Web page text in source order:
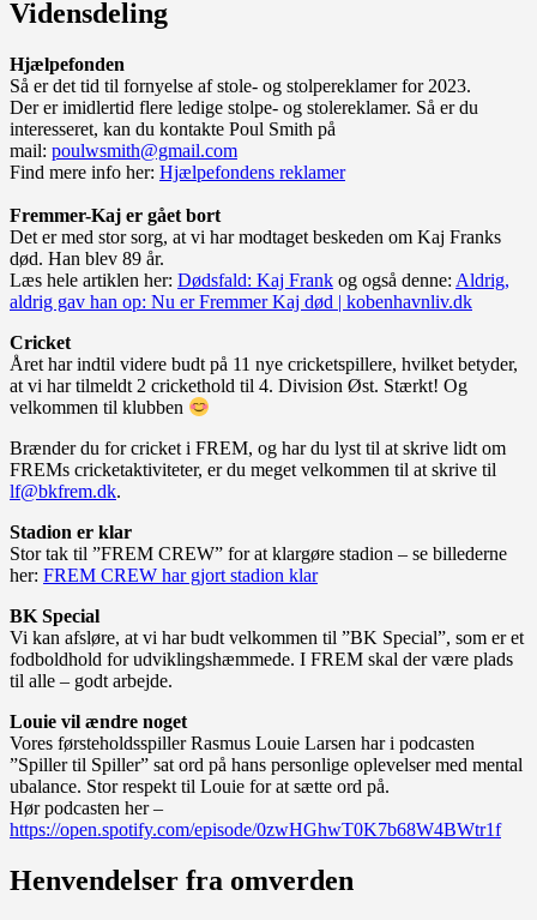
Vidensdeling
Hjælpefonden
Så er det tid til fornyelse af stole- og stolpereklamer for 2023.
Der er imidlertid flere ledige stolpe- og stolereklamer. Så er du
interesseret, kan du kontakte Poul Smith på
mail: poulwsmith@gmail.com
Find mere info her: Hjælpefondens reklamer
Fremmer-Kaj er gået bort
Det er med stor sorg, at vi har modtaget beskeden om Kaj Franks
død. Han blev 89 år.
Læs hele artiklen her: Dødsfald: Kaj Frank og også denne: Aldrig,
aldrig gav han op: Nu er Fremmer Kaj død | kobenhavnliv.dk
Cricket
Året har indtil videre budt på 11 nye cricketspillere, hvilket betyder,
at vi har tilmeldt 2 crickethold til 4. Division Øst. Stærkt! Og
velkommen til klubben
Brænder du for cricket i FREM, og har du lyst til at skrive lidt om
FREMs cricketaktiviteter, er du meget velkommen til at skrive til
lf@bkfrem.dk.
Stadion er klar
Stor tak til ”FREM CREW” for at klargøre stadion – se billederne
her: FREM CREW har gjort stadion klar
BK Special
Vi kan afsløre, at vi har budt velkommen til ”BK Special”, som er et
fodboldhold for udviklingshæmmede. I FREM skal der være plads
til alle – godt arbejde.
Louie vil ændre noget
Vores førsteholdsspiller Rasmus Louie Larsen har i podcasten
”Spiller til Spiller” sat ord på hans personlige oplevelser med mental
ubalance. Stor respekt til Louie for at sætte ord på.
Hør podcasten her –
https://open.spotify.com/episode/0zwHGhwT0K7b68W4BWtr1f
Henvendelser fra omverden